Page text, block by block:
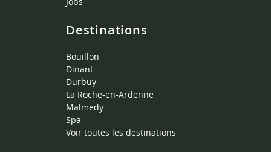
Destinations
Bouillon
Dinant
Durbuy
La Roche-en-Ardenne
Malmedy
Spa
Voir toutes les destinations